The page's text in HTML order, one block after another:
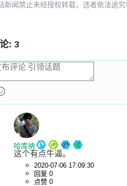
新闻禁止未经授权转载，违者依法追
: 3
哈库纳
这个有点牛逼。
2020-07-06 17:09:30
回复 0
点赞 0